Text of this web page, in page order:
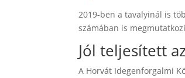
2019-ben a tavalyinál is
számában is
Jól teljesített
A Horvát Idegenforgalmi